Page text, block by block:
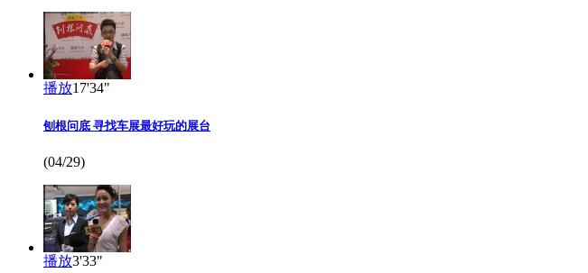
播放17'34"
刨根问底 寻找车展最好玩的展台
(04/29)
播放3'33"